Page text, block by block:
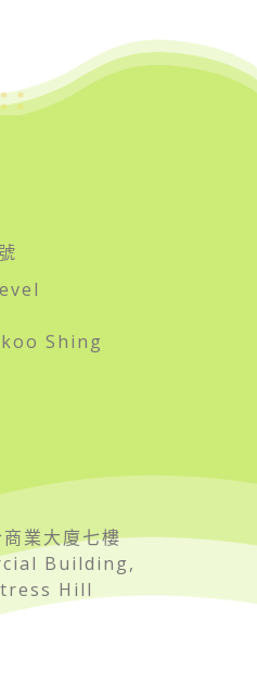
Shing
業大廈七樓
Building,
Hill